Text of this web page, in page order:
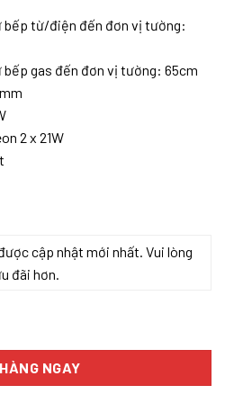
₫.
là:
35.100.000
bếp từ/điện đến đơn vị tường:
gas đến đơn vị tường: 65cm
2 x 21W
cập nhật mới nhất. Vui lòng
đãi hơn.
NGAY